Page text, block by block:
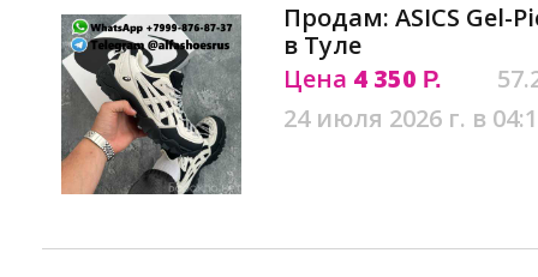
Продам: ASICS Gel-
в Туле
Цена 4 350 Р.
24 июля 2026 г. в